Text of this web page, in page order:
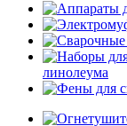
линолеума